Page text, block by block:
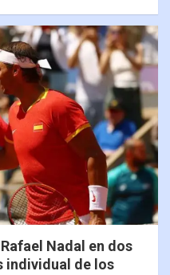
Nadal en dos
individual de los